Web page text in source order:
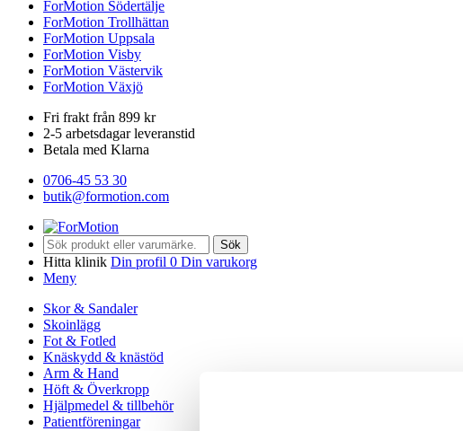
ForMotion Södertälje
ForMotion Trollhättan
ForMotion Uppsala
ForMotion Visby
ForMotion Västervik
ForMotion Växjö
Fri frakt från 899 kr
2-5 arbetsdagar leveranstid
Betala med Klarna
0706-45 53 30
butik@formotion.com
Sök
Hitta klinik Din profil 0 Din varukorg
Meny
Skor & Sandaler
Skoinlägg
Fot & Fotled
Knäskydd & knästöd
Arm & Hand
Höft & Överkropp
Hjälpmedel & tillbehör
Patientföreningar